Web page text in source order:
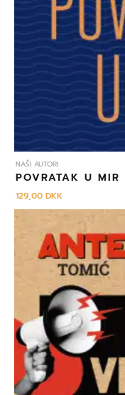
NAŠI AUTORI
POVRATAK U MIR
129,00DKK